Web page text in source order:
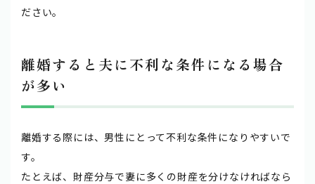
ださい。
離婚すると夫に不利な条件になる場合
が多い
離婚する際には、男性にとって不利な条件になりやすいで
す。
たとえば、財産分与で妻に多くの財産を分けなければなら